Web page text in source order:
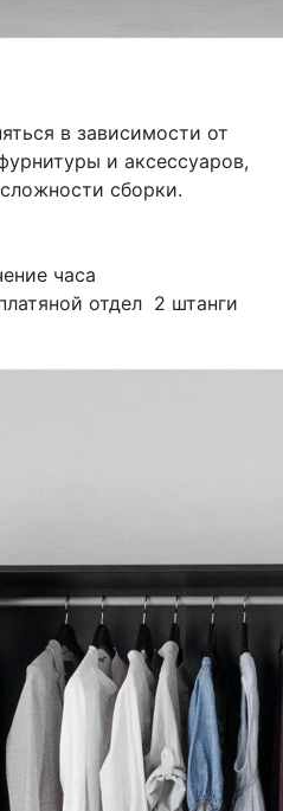
в зависимости от
и аксессуаров,
сборки.
часа
отдел 2 штанги